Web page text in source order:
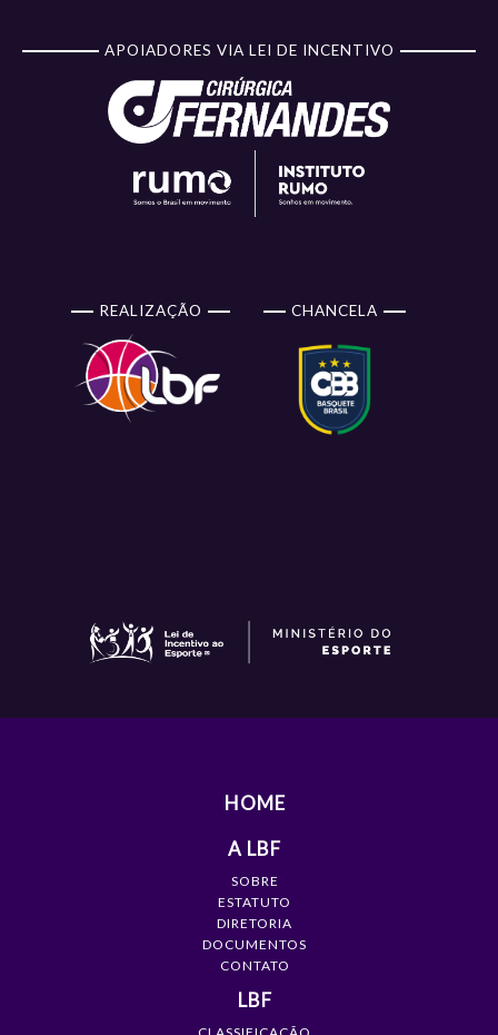
APOIADORES VIA LEI DE INCENTIVO
REALIZAÇÃO CHANCELA
HOME
A LBF
SOBRE
ESTATUTO
DIRETORIA
DOCUMENTOS
CONTATO
LBF